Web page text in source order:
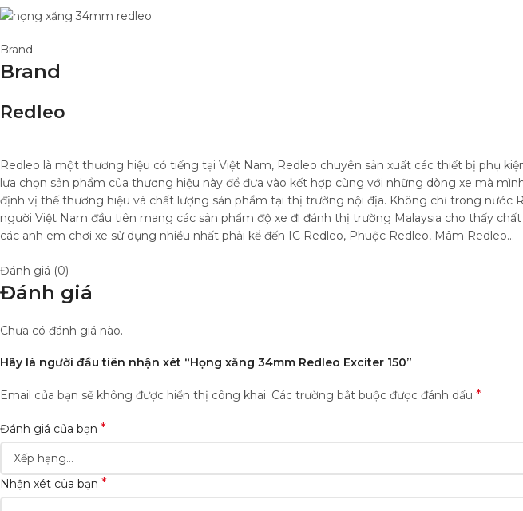
Brand
Brand
Redleo
Redleo là một thương hiệu có tiếng tại Việt Nam, Redleo chuyên sản xuất các thiết bị phụ
lựa chọn sản phẩm của thương hiệu này để đưa vào kết hợp cùng với những dòng xe mà
định vị thế thương hiệu và chất lượng sản phẩm tại thị trường nội địa. Không chỉ trong nước
người Việt Nam đầu tiên mang các sản phẩm độ xe đi đánh thị trường Malaysia cho thấy
các anh em chơi xe sử dụng nhiều nhất phải kể đến IC Redleo, Phuộc Redleo, Mâm Redleo...
Đánh giá (0)
Đánh giá
Chưa có đánh giá nào.
Hãy là người đầu tiên nhận xét “Họng xăng 34mm Redleo Exciter 150”
Email của bạn sẽ không được hiển thị công khai. Các trường bắt buộc được đánh dấu *
Đánh giá của bạn *
Nhận xét của bạn *